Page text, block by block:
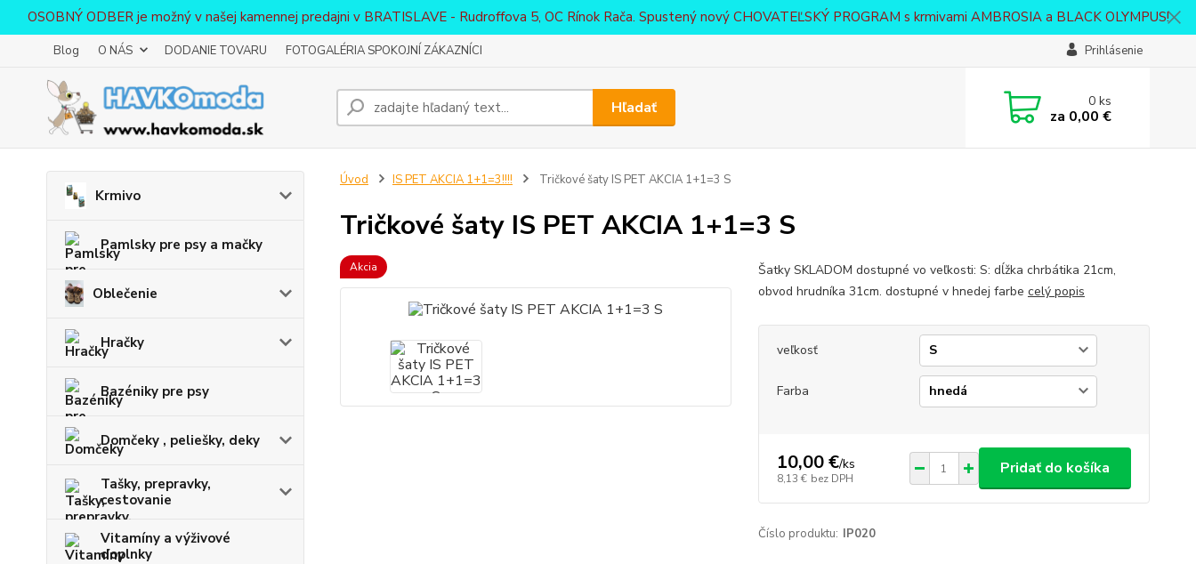
OSOBNÝ ODBER je možný v našej kamennej predajni v BRATISLAVE - Rudroffova 5, OC Rínok Rača. Spustený nový CHOVATEĽSKÝ PROGRAM s krmivami AMBROSIA a BLACK OLYMPUS!
Blog O NÁS DODANIE TOVARU FOTOGALÉRIA SPOKOJNÍ ZÁKAZNÍCI Prihlásenie
Hľadať 0ks
za 0,00 €
Krmivo
Pamlsky pre psy a mačky
Oblečenie
Hračky
Bazéniky pre psy
Domčeky , peliešky, deky
Tašky, prepravky,
cestovanie
Vitamíny a výživové
doplnky
Úvod IS PET AKCIA 1+1=3!!!! Tričkové šaty IS PET AKCIA 1+1=3 S
Tričkové šaty IS PET AKCIA 1+1=3 S
Akcia
Šatky SKLADOM dostupné vo veľkosti: S: dĺžka chrbátika 21cm,
obvod hrudníka 31cm. dostupné v hnedej farbe celý popis
veľkosť
Farba
10,00 €/ks
8,13 € bez DPH
Pridať do košíka
Číslo produktu: IP020